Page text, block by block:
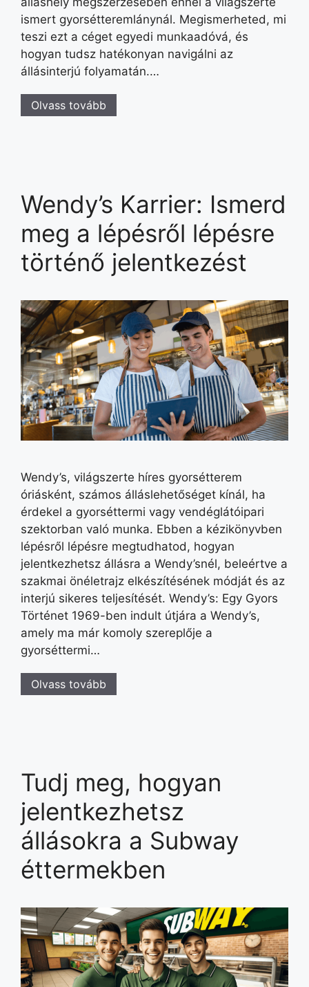
ismert gyorsétteremlánynál. Megismerheted, mi
teszi ezt a céget egyedi munkaadóvá, és
hogyan tudsz hatékonyan navigálni az
állásinterjú folyamatán.…
Olvass tovább
Wendy’s Karrier: Ismerd
meg a lépésről lépésre
történő jelentkezést
Wendy’s, világszerte híres gyorsétterem
óriásként, számos álláslehetőséget kínál, ha
érdekel a gyorséttermi vagy vendéglátóipari
szektorban való munka. Ebben a kézikönyvben
lépésről lépésre megtudhatod, hogyan
jelentkezhetsz állásra a Wendy’snél, beleértve a
szakmai önéletrajz elkészítésének módját és az
interjú sikeres teljesítését. Wendy’s: Egy Gyors
Történet 1969-ben indult útjára a Wendy’s,
amely ma már komoly szereplője a
gyorséttermi…
Olvass tovább
Tudj meg, hogyan
jelentkezhetsz
állásokra a Subway
éttermekben